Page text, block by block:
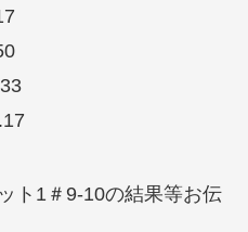
ト1＃9-10の結果等お伝